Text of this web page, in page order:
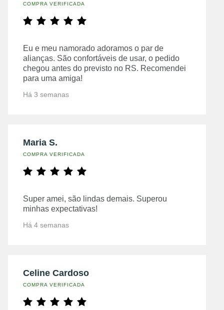
COMPRA VERIFICADA
Eu e meu namorado adoramos o par de
alianças. São confortáveis de usar, o pedido
chegou antes do previsto no RS. Recomendei
para uma amiga!
Há 3 semanas
Maria S.
COMPRA VERIFICADA
Super amei, são lindas demais. Superou
minhas expectativas!
Há 4 semanas
Celine Cardoso
COMPRA VERIFICADA